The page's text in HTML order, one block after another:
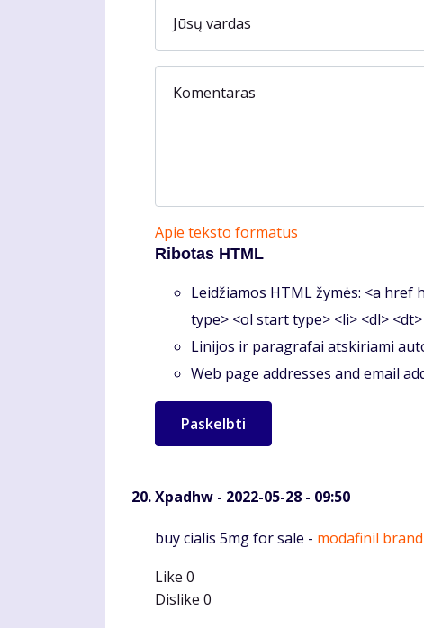
Jūsų vardas
Komentaras
Apie teksto formatus
Ribotas HTML
Leidžiamos HTML žymės: <a href
type> <ol start type> <li> <dl>
Linijos ir paragrafai atskiriami
Web page addresses and email
Xpadhw - 2022-05-28 - 09:50
Komentaras
buy cialis 5mg for sale - modafinil brand
Like 0
Dislike 0